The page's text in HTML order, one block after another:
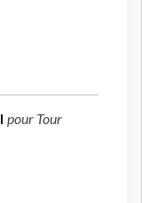
pour Tour